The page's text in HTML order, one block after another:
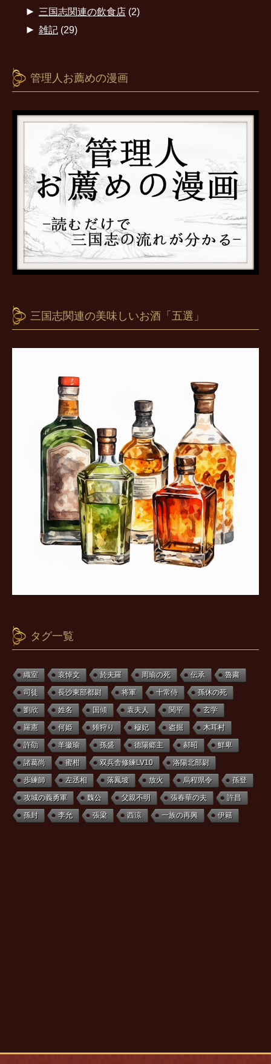
► 三国志関連の飲食店(2)
► 雑記(29)
管理人お薦めの漫画
三国志関連の美味しいお酒「五選」
タグ一覧
織室 哀悼文 於夫羅 周瑜の死 伝承 魯粛
司徒 長沙東部都尉 将軍 十常侍 孫休の死
劉欣 姓名 国傾 袁夫人 関平 玄学
羅憲 何姫 雉狩り 穆妃 盗掘 木耳村
許劭 羊徽瑜 孫盛 徳陽郷主 郝昭 鮮卑
諸葛尚 蜜柑 双兵舎修練LV10 洛陽北部尉
歩練師 左丞相 落鳳坡 放火 烏程県令 孫登
攻城の義勇軍 魏公 父親不明 張春華の夫 許昌
孫封 李允 張梁 西涼 一族の再興 伊籍